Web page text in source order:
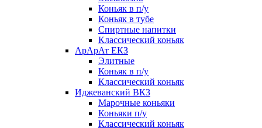
Коньяк в п/у
Коньяк в тубе
Спиртные напитки
Классический коньяк
АрАрАт ЕКЗ
Элитные
Коньяк в п/у
Классический коньяк
Иджеванский ВКЗ
Марочные коньяки
Коньяки п/у
Классический коньяк